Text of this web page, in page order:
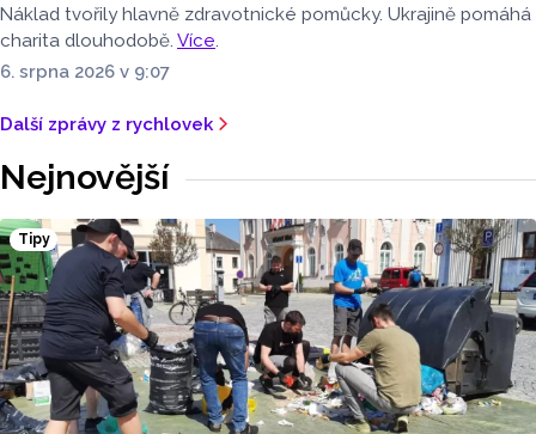
Náklad tvořily hlavně zdravotnické pomůcky. Ukrajině pomáhá
charita dlouhodobě. Více.
6. srpna 2026 v 9:07
Další zprávy z rychlovek
Nejnovější
Tipy